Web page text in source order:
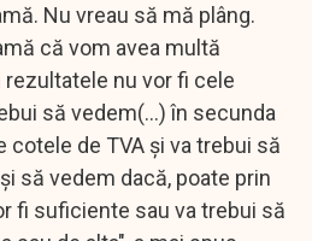
Nu vreau să mă plâng.
că vom avea multă
nu vor fi cele
să vedem(...) în secunda
de TVA şi va trebui să
să vedem dacă, poate prin
fi suficiente sau va trebui să